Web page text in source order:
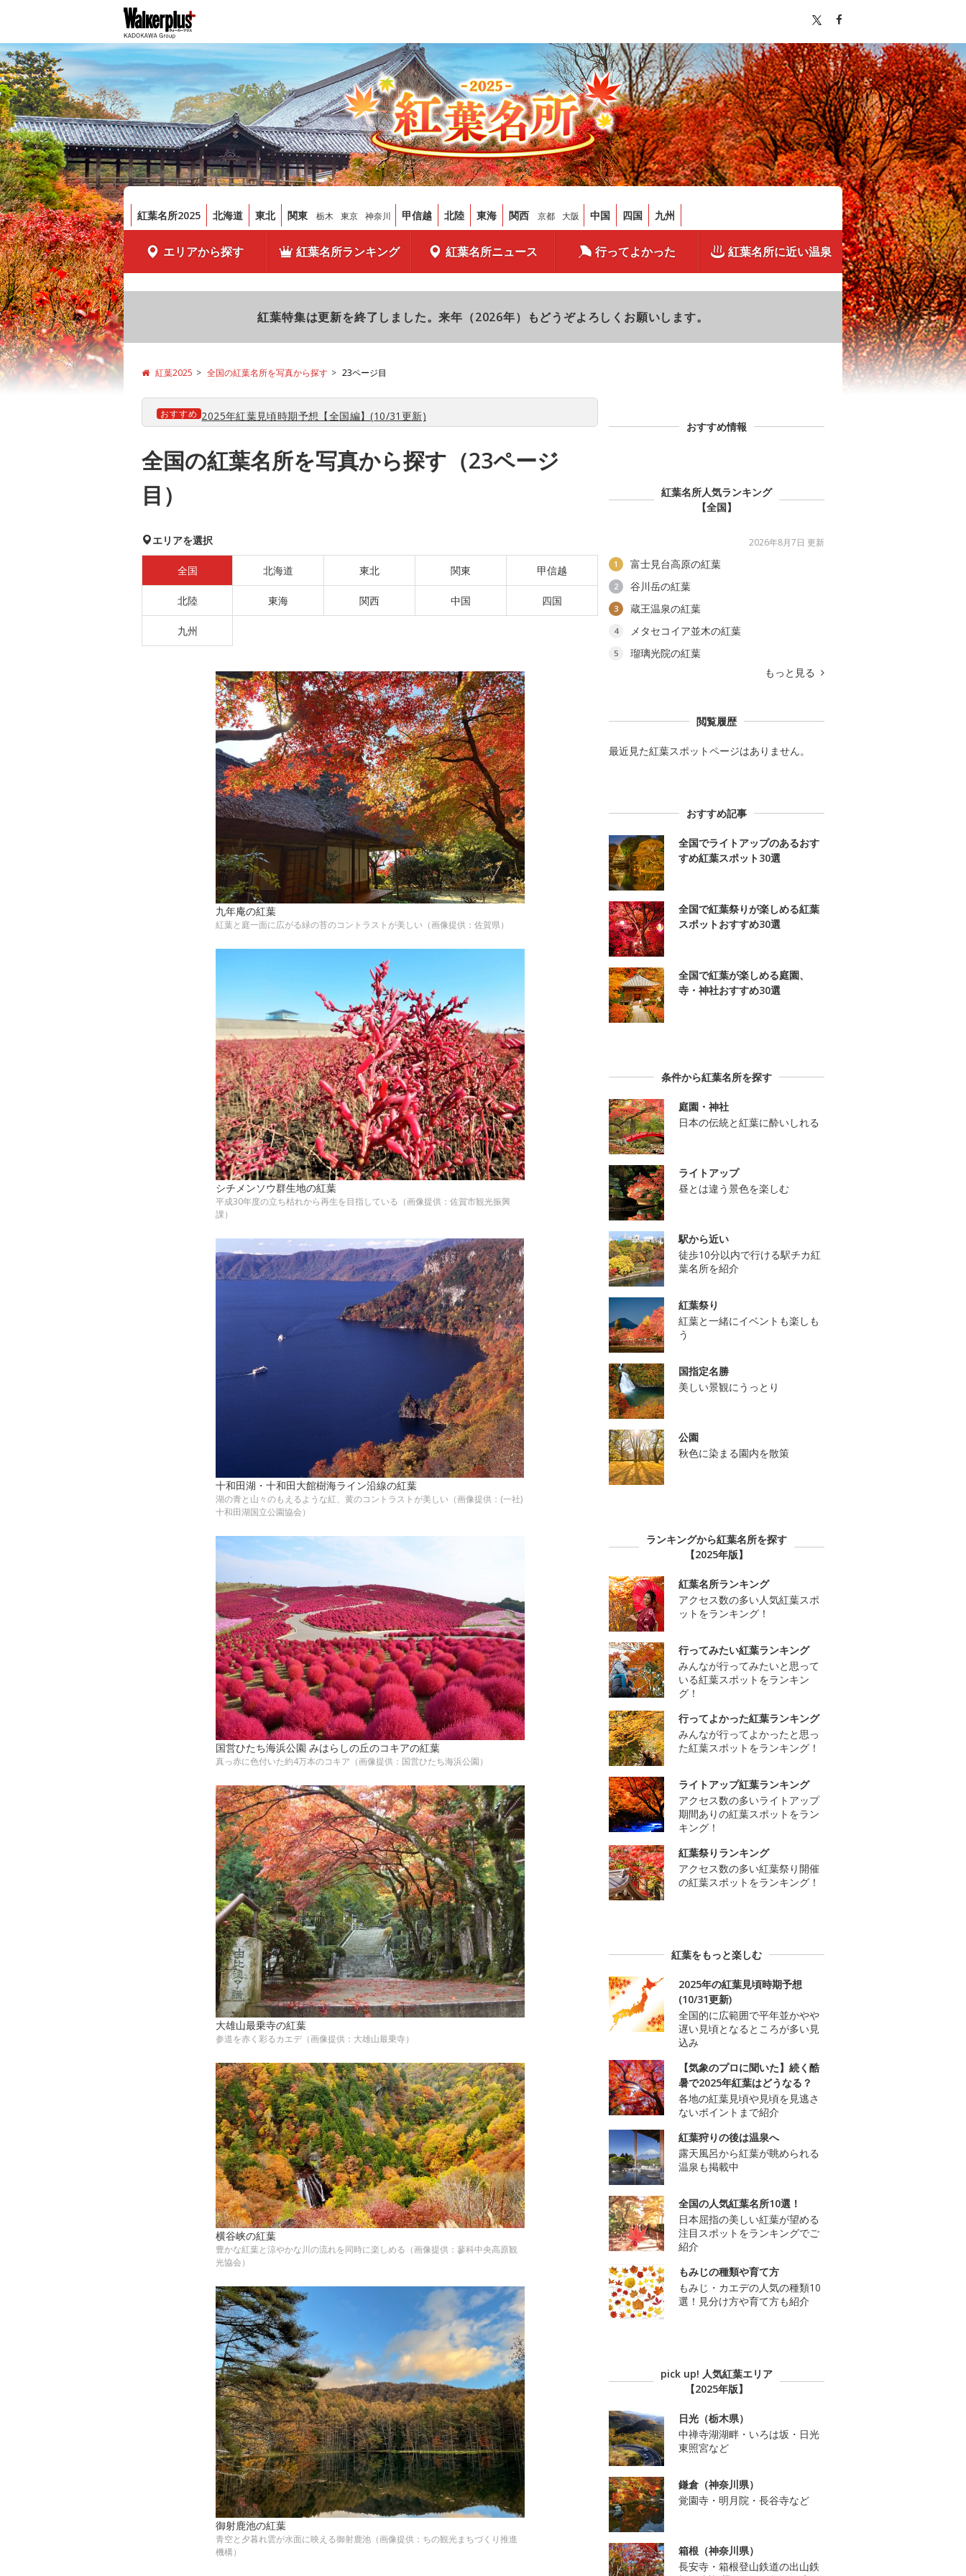
紅葉名所2025 北海道 東北 関東 栃木 東京 神奈川 甲信越 北陸 東海 関西 京都 大阪 中国 四国 九州
エリアから探す 紅葉名所ランキング 紅葉名所ニュース 行ってよかった 紅葉名所に近い温泉
紅葉特集は更新を終了しました。来年（2026年）もどうぞよろしくお願いします。
紅葉2025 全国の紅葉名所を写真から探す 23ページ目
おすすめ 2025年紅葉見頃時期予想【全国編】(10/31更新)
全国の紅葉名所を写真から探す（23ページ
目）
エリアを選択
全国 北海道 東北 関東 甲信越
北陸 東海 関西 中国 四国
九州
九年庵の紅葉
紅葉と庭一面に広がる緑の苔のコントラストが美しい（画像提供：佐賀県）
シチメンソウ群生地の紅葉
平成30年度の立ち枯れから再生を目指している（画像提供：佐賀市観光振興
課）
十和田湖・十和田大館樹海ライン沿線の紅葉
湖の青と山々のもえるような紅、黄のコントラストが美しい（画像提供：(一社)
十和田湖国立公園協会）
国営ひたち海浜公園 みはらしの丘のコキアの紅葉
真っ赤に色付いた約4万本のコキア（画像提供：国営ひたち海浜公園）
大雄山最乗寺の紅葉
参道を赤く彩るカエデ（画像提供：大雄山最乗寺）
横谷峡の紅葉
豊かな紅葉と涼やかな川の流れを同時に楽しめる（画像提供：蓼科中央高原観
光協会）
御射鹿池の紅葉
青空と夕暮れ雲が水面に映える御射鹿池（画像提供：ちの観光まちづくり推進
機構）
おすすめ情報
紅葉名所人気ランキング
【全国】
2026年8月7日 更新
1 富士見台高原の紅葉
2 谷川岳の紅葉
3 蔵王温泉の紅葉
4 メタセコイア並木の紅葉
5
瑠璃光院の紅葉
もっと見る
閲覧履歴
最近見た紅葉スポットページはありません。
おすすめ記事
全国でライトアップのあるおす
すめ紅葉スポット30選
全国で紅葉祭りが楽しめる紅葉
スポットおすすめ30選
全国で紅葉が楽しめる庭園、
寺・神社おすすめ30選
条件から紅葉名所を探す
庭園・神社
日本の伝統と紅葉に酔いしれる
ライトアップ
昼とは違う景色を楽しむ
駅から近い
徒歩10分以内で行ける駅チカ紅
葉名所を紹介
紅葉祭り
紅葉と一緒にイベントも楽しも
う
国指定名勝
美しい景観にうっとり
公園
秋色に染まる園内を散策
ランキングから紅葉名所を探す
【2025年版】
紅葉名所ランキング
アクセス数の多い人気紅葉スポ
ットをランキング！
行ってみたい紅葉ランキング
みんなが行ってみたいと思って
いる紅葉スポットをランキン
グ！
行ってよかった紅葉ランキング
みんなが行ってよかったと思っ
た紅葉スポットをランキング！
ライトアップ紅葉ランキング
アクセス数の多いライトアップ
期間ありの紅葉スポットをラン
キング！
紅葉祭りランキング
アクセス数の多い紅葉祭り開催
の紅葉スポットをランキング！
紅葉をもっと楽しむ
2025年の紅葉見頃時期予想
(10/31更新)
全国的に広範囲で平年並かやや
遅い見頃となるところが多い見
込み
【気象のプロに聞いた】続く酷
暑で2025年紅葉はどうなる？
各地の紅葉見頃や見頃を見逃さ
ないポイントまで紹介
紅葉狩りの後は温泉へ
露天風呂から紅葉が眺められる
温泉も掲載中
全国の人気紅葉名所10選！
日本屈指の美しい紅葉が望める
注目スポットをランキングでご
紹介
もみじの種類や育て方
もみじ・カエデの人気の種類10
選！見分け方や育て方も紹介
pick up! 人気紅葉エリア
【2025年版】
日光（栃木県）
中禅寺湖湖畔・いろは坂・日光
東照宮など
鎌倉（神奈川県）
覚園寺・明月院・長谷寺など
箱根（神奈川県）
長安寺・箱根登山鉄道の出山鉄